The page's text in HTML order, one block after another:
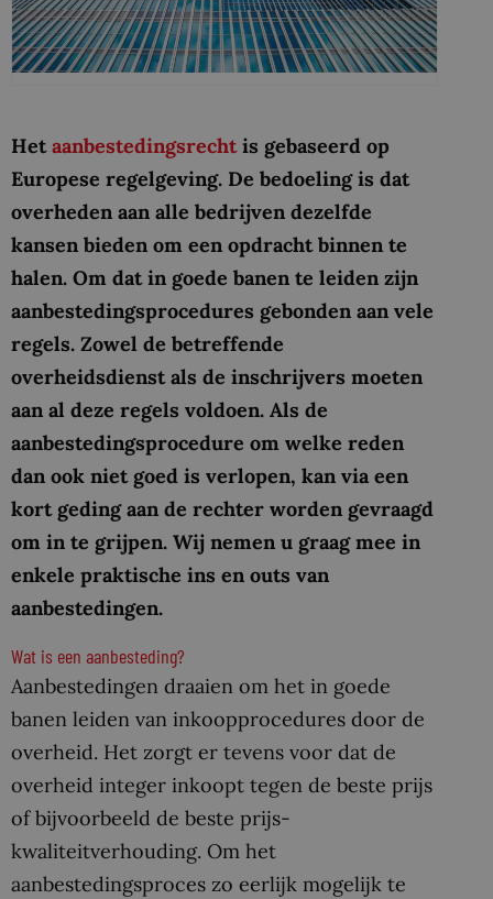
Hetaanbestedingsrechtis gebaseerd op
Europese regelgeving. De bedoeling is dat
overheden aan alle bedrijven dezelfde
kansen bieden om een opdracht binnen te
halen. Om dat in goede banen te leiden zijn
aanbestedingsprocedures gebonden aan vele
regels. Zowel de betreffende
overheidsdienst als de inschrijvers moeten
aan al deze regels voldoen. Als de
aanbestedingsprocedure om welke reden
dan ook niet goed is verlopen, kan via een
kort geding aan de rechter worden gevraagd
om in te grijpen. Wij nemen u graag mee in
enkele praktische ins en outs van
aanbestedingen.
Wat is een aanbesteding?
Aanbestedingen draaien om het in goede
banen leiden van inkoopprocedures door de
overheid. Het zorgt er tevens voor dat de
overheid integer inkoopt tegen de beste prijs
of bijvoorbeeld de beste prijs-
kwaliteitverhouding. Om het
aanbestedingsproces zo eerlijk mogelijk te